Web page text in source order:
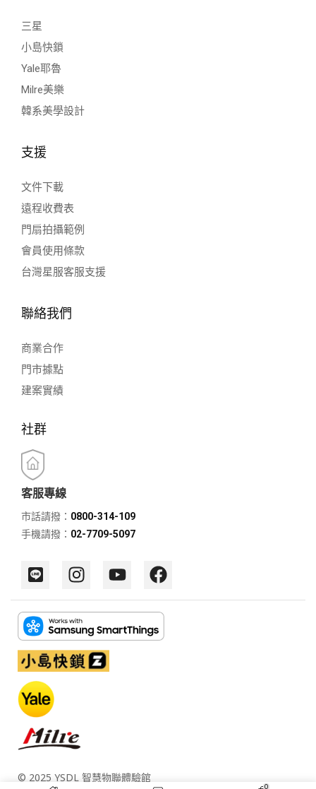
三星
小島快鎖
Yale耶魯
Milre美樂
韓系美學設計
支援
文件下載
遠程收費表
門扇拍攝範例
會員使用條款
台灣星服客服支援
聯絡我們
商業合作
門市據點
建案實績
社群
客服專線
市話請撥： 0800-314-109
手機請撥： 02-7709-5097
© 2025 YSDL 智慧物聯體驗館
0